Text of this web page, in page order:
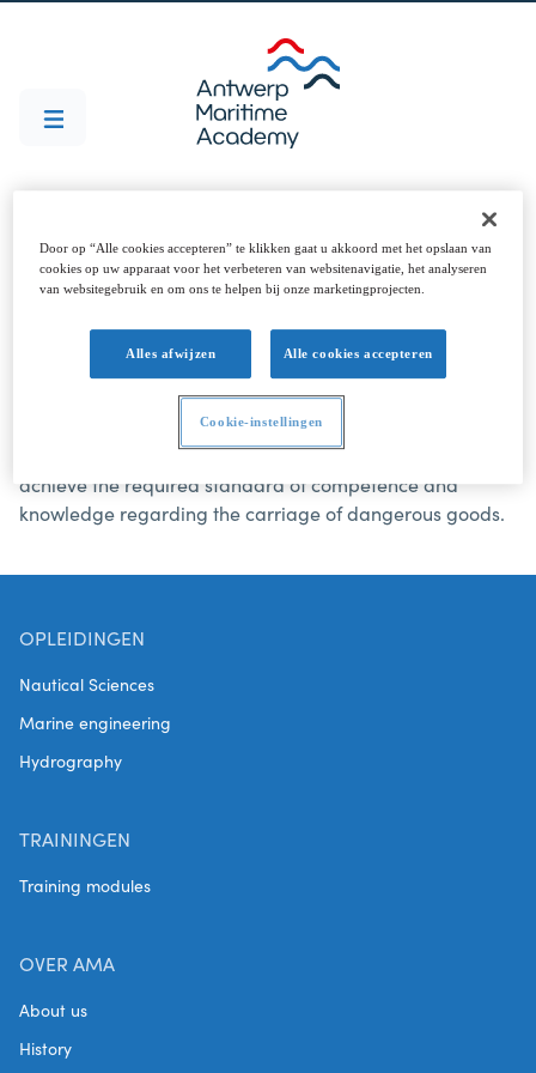
IMDG
The IMDG course has been designed to meet the
requirements of the STCW Convention 1978, as amended,
Those who succesfully complete this course should
achieve the required standard of competence and
knowledge regarding the carriage of dangerous goods.
OPLEIDINGEN
Nautical Sciences
Marine engineering
Hydrography
TRAININGEN
Training modules
OVER AMA
About us
History
Door op “Alle cookies accepteren” te klikken gaat u akkoord met het opslaan van
cookies op uw apparaat voor het verbeteren van websitenavigatie, het analyseren
van websitegebruik en om ons te helpen bij onze marketingprojecten.
Alles afwijzen Alle cookies accepteren
Cookie-instellingen